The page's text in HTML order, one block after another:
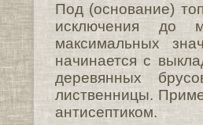
Под (основание)
исключения до
максимальных
начинается с
деревянных
лиственницы.
антисептиком.